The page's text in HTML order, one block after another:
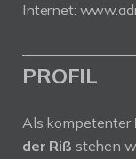
Internet:
PROFIL
Als kompetenter
der Riß stehen